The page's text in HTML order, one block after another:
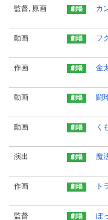
監督, 原画 カ
動画 フ
作画 金
動画 闘
動画 く
演出 魔
作画 ト
監督 ぽ